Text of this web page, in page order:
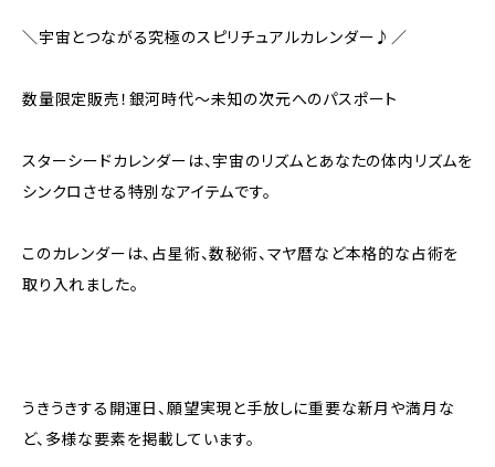
＼宇宙とつながる究極のスピリチュアルカレンダー♪／
数量限定販売！銀河時代～未知の次元へのパスポート
スターシードカレンダーは、宇宙のリズムとあなたの体内リズムを
シンクロさせる特別なアイテムです。
このカレンダーは、占星術、数秘術、マヤ暦など本格的な占術を
取り入れました。
うきうきする開運日、願望実現と手放しに重要な新月や満月な
ど、多様な要素を掲載しています。